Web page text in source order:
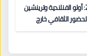
عاصمتا الثقافة الأوروبية 2026: أولو الفنلندية وترينشين
الثقافي خارج